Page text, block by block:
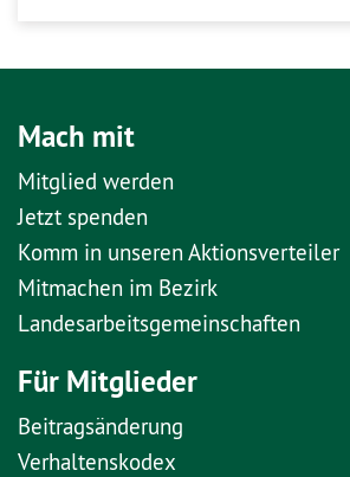
Mach mit
Mitglied werden
Jetzt spenden
Komm in unseren Aktionsverteiler
Mitmachen im Bezirk
Landesarbeitsgemeinschaften
Für Mitglieder
Beitragsänderung
Verhaltenskodex